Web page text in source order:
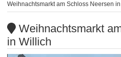
Weihnachtsmarkt am Schloss Neersen
Weihnachtsmarkt
in Willich